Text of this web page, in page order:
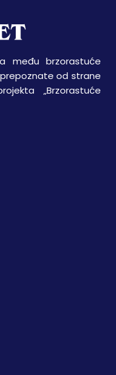
među brzorastuće
prepoznate od strane
„Brzorastuće